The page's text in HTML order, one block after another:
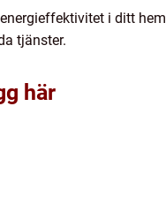
i ditt
tjänster.
här